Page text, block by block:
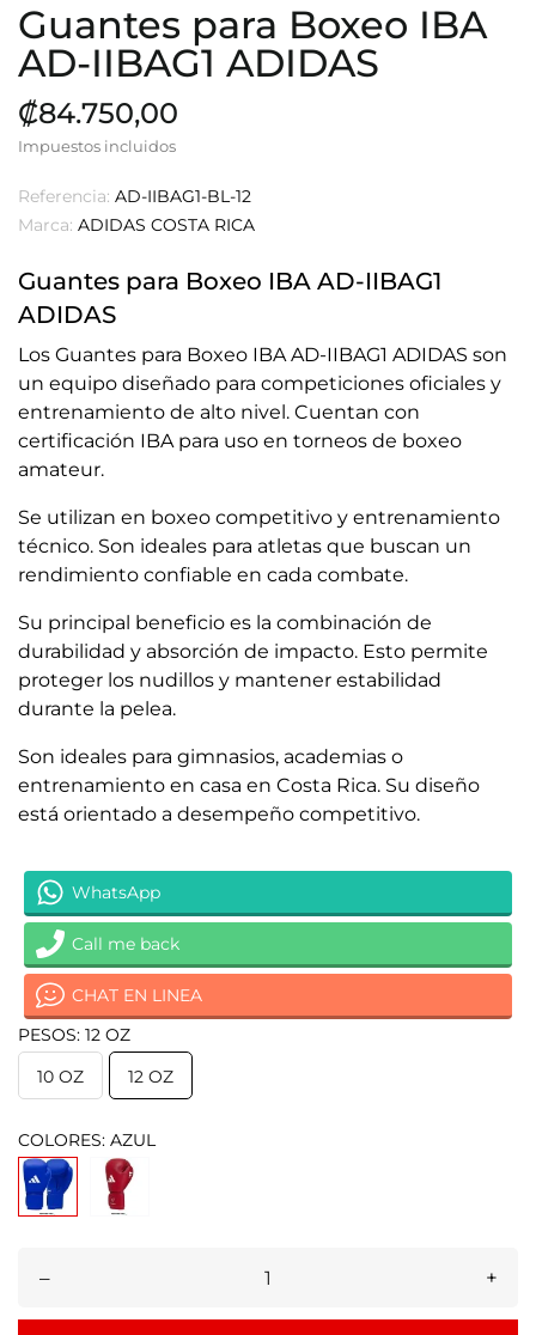
Guantes para Boxeo IBA
AD-IIBAG1 ADIDAS
₡84.750,00
Impuestos incluidos
Referencia: AD-IIBAG1-BL-12
Marca: ADIDAS COSTA RICA
Guantes para Boxeo IBA AD-IIBAG1
ADIDAS
Los Guantes para Boxeo IBA AD-IIBAG1 ADIDAS son
un equipo diseñado para competiciones oficiales y
entrenamiento de alto nivel. Cuentan con
certificación IBA para uso en torneos de boxeo
amateur.
Se utilizan en boxeo competitivo y entrenamiento
técnico. Son ideales para atletas que buscan un
rendimiento confiable en cada combate.
Su principal beneficio es la combinación de
durabilidad y absorción de impacto. Esto permite
proteger los nudillos y mantener estabilidad
durante la pelea.
Son ideales para gimnasios, academias o
entrenamiento en casa en Costa Rica. Su diseño
está orientado a desempeño competitivo.
WhatsApp
Call me back
CHAT EN LINEA
PESOS: 12 OZ
10 OZ
12 OZ
COLORES: AZUL
– +